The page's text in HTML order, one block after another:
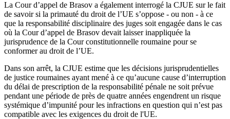
La Cour d’appel de Brasov a également interrogé la CJUE sur le fait
de savoir si la primauté du droit de l’UE s’oppose - ou non - à ce
que la responsabilité disciplinaire des juges soit engagée dans le cas
où la Cour d’appel de Brasov devait laisser inappliquée la
jurisprudence de la Cour constitutionnelle roumaine pour se
conformer au droit de l’UE.
Dans son arrêt, la CJUE estime que les décisions jurisprudentielles
de justice roumaines ayant mené à ce qu’aucune cause d’interruption
du délai de prescription de la responsabilité pénale ne soit prévue
pendant une période de près de quatre années engendrent un risque
systémique d’impunité pour les infractions en question qui n’est pas
compatible avec les exigences du droit de l'UE.